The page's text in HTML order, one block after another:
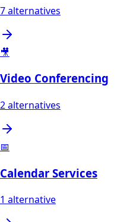
7alternatives
🎥
Video Conferencing
2alternatives
📅
Calendar Services
1 alternative